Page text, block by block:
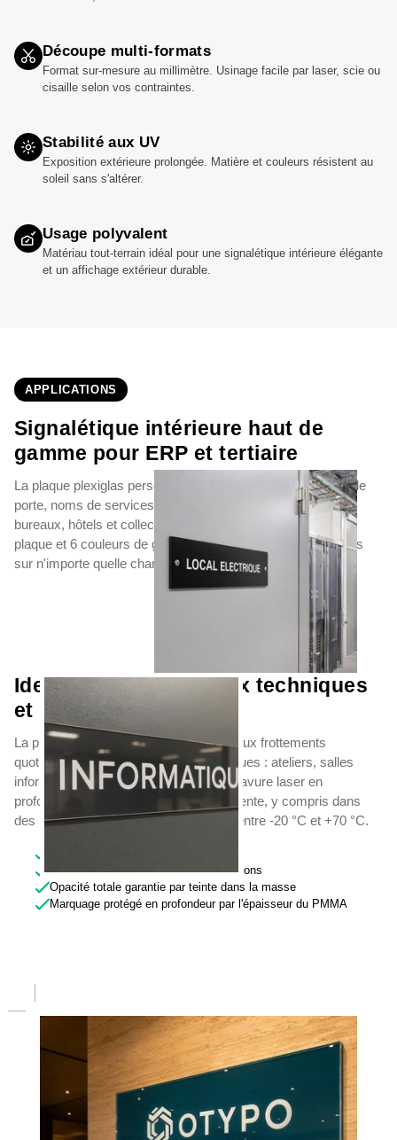
Découpe multi-formats
Format sur-mesure au millimètre. Usinage facile par laser, scie ou
cisaille selon vos contraintes.
Stabilité aux UV
Exposition extérieure prolongée. Matière et couleurs résistent au
soleil sans s'altérer.
Usage polyvalent
Matériau tout-terrain idéal pour une signalétique intérieure élégante
et un affichage extérieur durable.
APPLICATIONS
Signalétique intérieure haut de
gamme pour ERP et tertiaire
La plaque plexiglas personnalisée s'impose pour numéros de
porte, noms de services et plaques directionnelles dans
bureaux, hôtels et collectivités. La palette de 9 couleurs de
plaque et 6 couleurs de gravure permet un alignement précis
sur n'importe quelle charte graphique institutionnelle.
Identification de locaux techniques
et industriels
La plaque plexi opaque gravée résiste aux frottements
quotidiens des environnements techniques : ateliers, salles
informatiques, locaux techniques. La gravure laser en
profondeur garantit une lisibilité permanente, y compris dans
des plages de température comprises entre -20 °C et +70 °C.
Surface brillante résistante aux abrasions
Opacité totale garantie par teinte dans la masse
Marquage protégé en profondeur par l'épaisseur du PMMA